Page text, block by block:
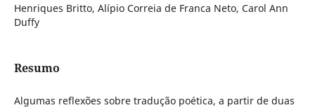
Henriques Britto, Alípio Correia de Franca Neto, Carol Ann
Duffy
Resumo
Algumas reflexões sobre tradução poética, a partir de duas